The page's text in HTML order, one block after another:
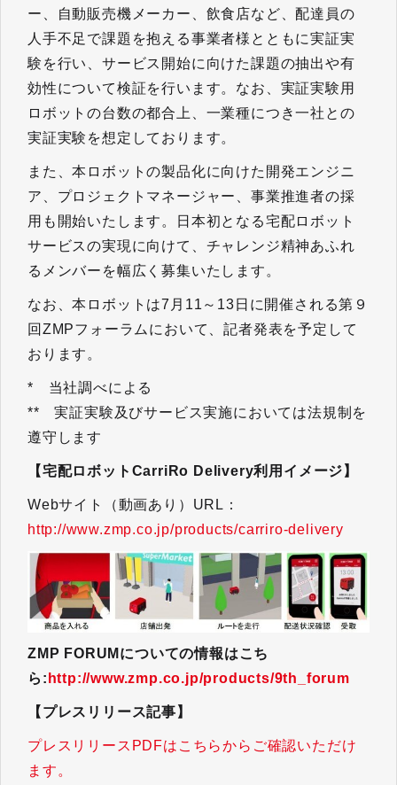
ー、自動販売機メーカー、飲食店など、配達員の
人手不足で課題を抱える事業者様とともに実証実
験を行い、サービス開始に向けた課題の抽出や有
効性について検証を行います。なお、実証実験用
ロボットの台数の都合上、一業種につき一社との
実証実験を想定しております。
また、本ロボットの製品化に向けた開発エンジニ
ア、プロジェクトマネージャー、事業推進者の採
用も開始いたします。日本初となる宅配ロボット
サービスの実現に向けて、チャレンジ精神あふれ
るメンバーを幅広く募集いたします。
なお、本ロボットは7月11～13日に開催される第９
回ZMPフォーラムにおいて、記者発表を予定して
おります。
* 当社調べによる
** 実証実験及びサービス実施においては法規制を
遵守します
【宅配ロボットCarriRo Delivery利用イメージ】
Webサイト（動画あり）URL：
http://www.zmp.co.jp/products/carriro-delivery
ZMP FORUMについての情報はこち
ら: http://www.zmp.co.jp/products/9th_forum
【プレスリリース記事】
プレスリリースPDFはこちらからご確認いただけ
ます。